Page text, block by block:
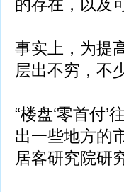
的存在，以及
事实上，为提
层出不穷，不
“楼盘‘零首付
出一些地方的
居客研究院研